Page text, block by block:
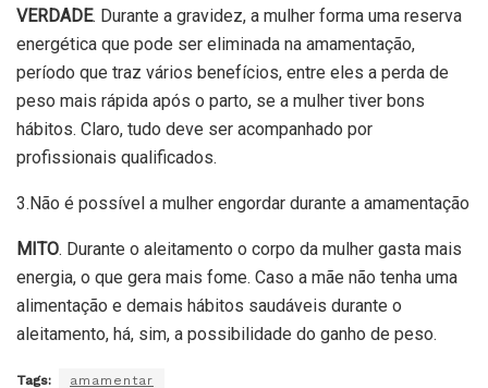
VERDADE. Durante a gravidez, a mulher forma uma reserva
energética que pode ser eliminada na amamentação,
período que traz vários benefícios, entre eles a perda de
peso mais rápida após o parto, se a mulher tiver bons
hábitos. Claro, tudo deve ser acompanhado por
profissionais qualificados.
3.Não é possível a mulher engordar durante a amamentação
MITO. Durante o aleitamento o corpo da mulher gasta mais
energia, o que gera mais fome. Caso a mãe não tenha uma
alimentação e demais hábitos saudáveis durante o
aleitamento, há, sim, a possibilidade do ganho de peso.
Tags: amamentar